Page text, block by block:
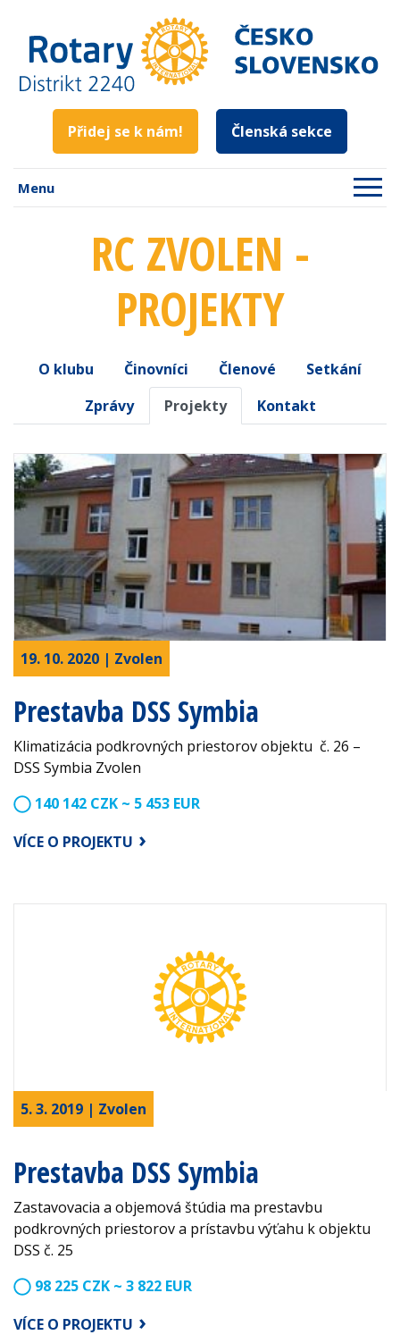
Přidej se k nám! Členská sekce
Menu
RC ZVOLEN -
PROJEKTY
O klubu Činovníci Členové
Setkání
Zprávy
Projekty Kontakt
19. 10. 2020 | Zvolen
Prestavba DSS Symbia
Klimatizácia podkrovných priestorov objektu č. 26 –
DSS Symbia Zvolen
140 142 CZK ~ 5 453 EUR
VÍCE O PROJEKTU
5. 3. 2019 | Zvolen
Prestavba DSS Symbia
Zastavovacia a objemová štúdia ma prestavbu
podkrovných priestorov a prístavbu výťahu k objektu
DSS č. 25
98 225 CZK ~ 3 822 EUR
VÍCE O PROJEKTU